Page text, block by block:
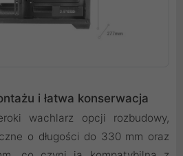
i łatwa konserwacja
wachlarz opcji rozbudowy,
o długości do 330 mm oraz